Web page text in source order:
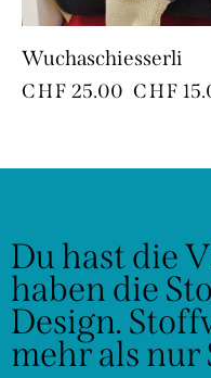
Wuchaschiesserli
CHF 25.00 CHF
Du hast die
haben die
Design.
mehr als nur